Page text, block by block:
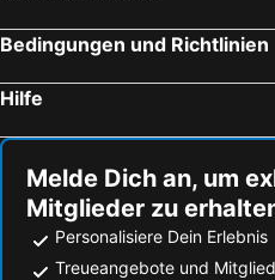
Bedingungen und Richtlinien
Hilfe
Melde Dich an, um
Mitglieder zu
Personalisiere Dein Erlebnis
Treueangebote und